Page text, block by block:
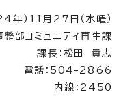
年）11月27日（水曜）
部コミュニティ再生課
課長：松田 貴志
電話：504-2866
内線：2450